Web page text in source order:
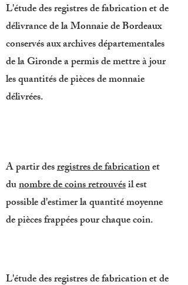
L'étude des registres de fabrication et de
délivrance de la Monnaie de Bordeaux
conservés aux archives départementales
de la Gironde a permis de mettre à jour
les quantités de pièces de monnaie
délivrées.
L'étude des registres de fabrication et de
A partir desregistres de fabricationet
dunombre de coins retrouvésil est
possible d'estimer la quantité moyenne
de pièces frappées pour chaque coin.